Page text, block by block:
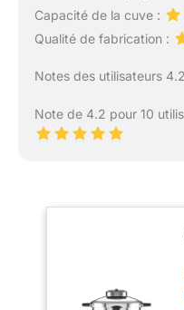
Capacité de la cuve :
Qualité de fabrication :
Notes des utilisateurs
Note de 4.2 pour 10